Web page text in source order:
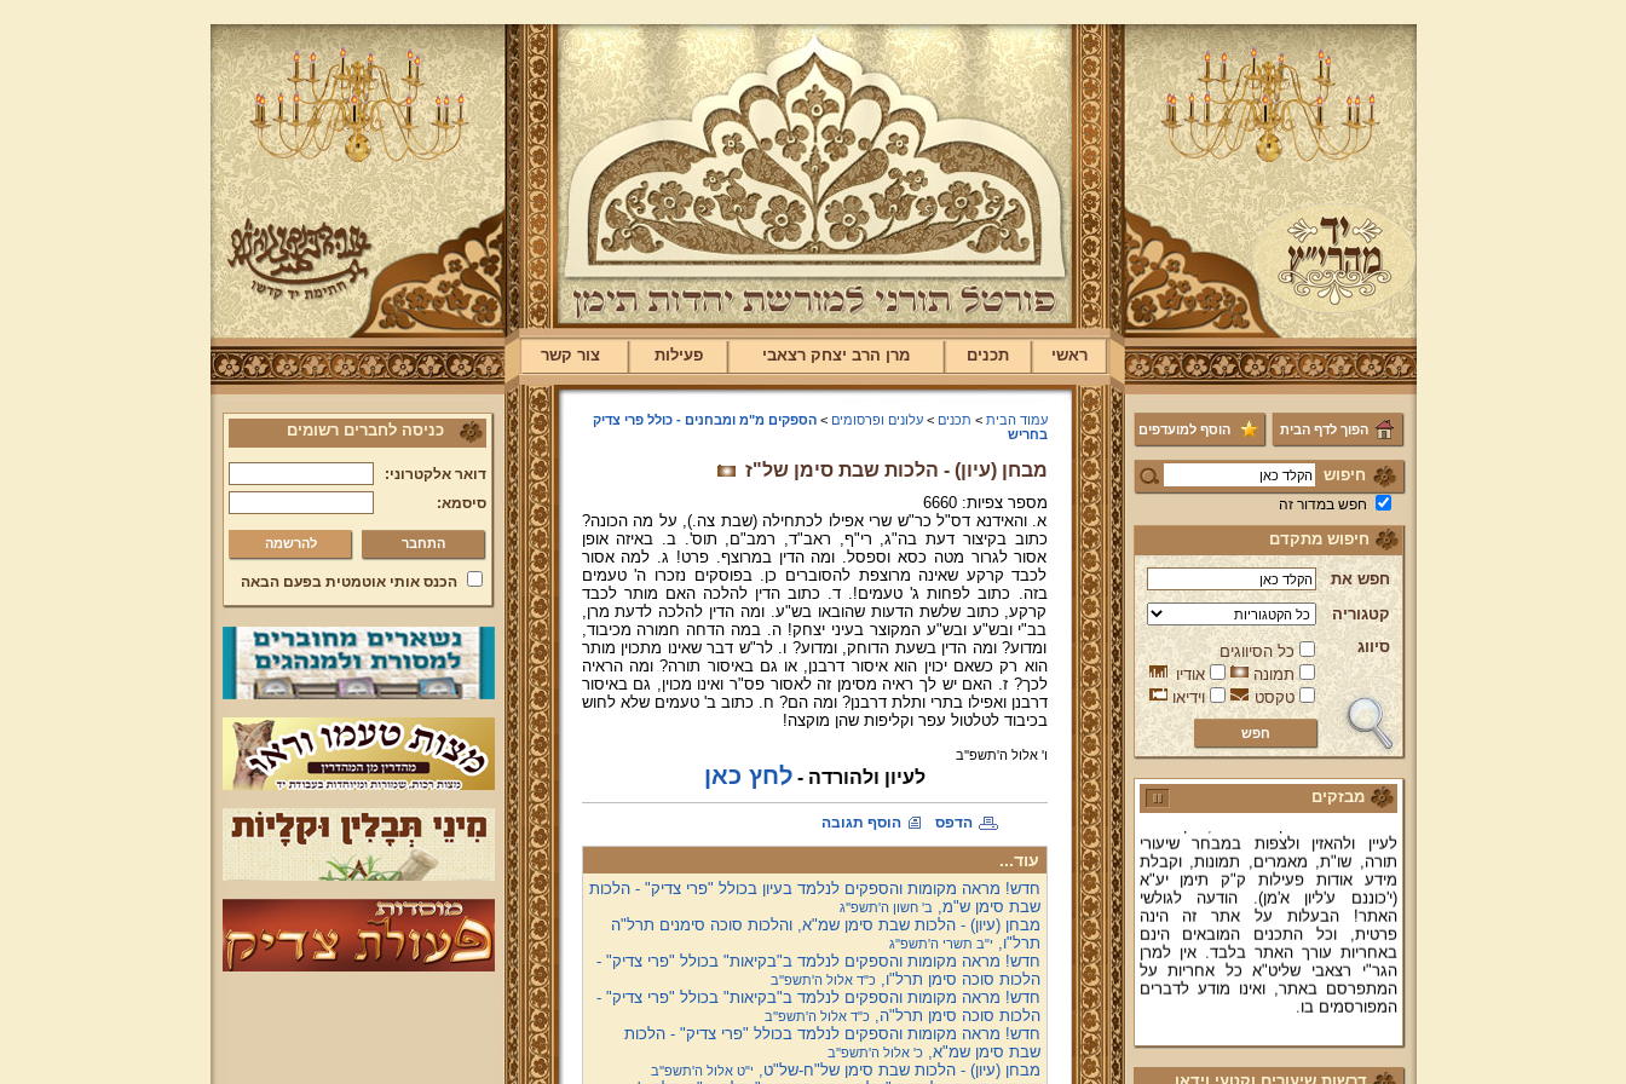
ראשי תכנים מרן הרב יצחק רצאבי פעילות צור קשר
הפוך לדף הבית הוסף למועדפים
חיפוש
חפש במדור זה
חיפוש מתקדם
חפש את
קטגוריה
סיווג
כל הסיווגים
תמונה
אודיו
טקסט
וידיאו
מבזקים
ברוכים הבאים לאתר מהרי"ץ
יד מהרי"ץ - פורטל תורני למורשת יהדות
תימן, האתר הרשמי להנצחת מורשתו
של גאון רבני תימן ותפארתם מהרי"ץ
זצוק"ל. באתר תמצאו גם תכנים תורניים
והלכתיים רבים של מרן הגאון הרב יצחק
רצאבי שליט"א - פוסק עדת תימן,
מחבר ספרי שלחן ערוך המקוצר ח"ח
ושו"ת עולת יצחק ג"ח ועוד, וכן תוכלו
לעיין ולהאזין ולצפות במבחר שיעורי
תורה, שו"ת, מאמרים, תמונות, וקבלת
מידע אודות פעילות ק"ק תימן יע"א
(י'כוננם ע'ליון א'מן). הודעה לגולשי
האתר! הבעלות על אתר זה הינה
פרטית, וכל התכנים המובאים הינם
באחריות עורך האתר בלבד. אין למרן
הגר"י רצאבי שליט"א כל אחריות על
המתפרסם באתר, ואינו מודע לדברים
המפורסמים בו.
פניה נרגשת אל אחינו בני עדת תימן
עמוד הבית > תכנים >עלונים ופרסומים >הספקים מ"מ ומבחנים - כולל פרי צדיק
בחריש
מבחן (עיון) - הלכות שבת סימן של"ז
מספר צפיות: 6660
א. והאידנא דס"ל כר"ש שרי אפילו לכתחילה (שבת צה.), על מה הכונה?
כתוב בקיצור דעת בה"ג, רי"ף, ראב"ד, רמב"ם, תוס'. ב. באיזה אופן
אסור לגרור מטה כסא וספסל. ומה הדין במרוצף. פרט! ג. למה אסור
לכבד קרקע שאינה מרוצפת להסוברים כן. בפוסקים נזכרו ה' טעמים
בזה. כתוב לפחות ג' טעמים!. ד. כתוב הדין להלכה האם מותר לכבד
קרקע, כתוב שלשת הדעות שהובאו בש"ע. ומה הדין להלכה לדעת מרן,
בב"י ובש"ע ובש"ע המקוצר בעיני יצחק! ה. במה הדחה חמורה מכיבוד,
ומדוע? ומה הדין בשעת הדוחק, ומדוע? ו. לר"ש דבר שאינו מתכוין מותר
הוא רק כשאם יכוין הוא איסור דרבנן, או גם באיסור תורה? ומה הראיה
לכך? ז. האם יש לך ראיה מסימן זה לאסור פס"ר ואינו מכוין, גם באיסור
דרבנן ואפילו בתרי ותלת דרבנן? ומה הם? ח. כתוב ב' טעמים שלא לחוש
בכיבוד לטלטול עפר וקליפות שהן מוקצה!
ו' אלול ה'תשפ''ב
לעיון ולהורדה -לחץ כאן
הדפס הוסף תגובה
עוד...
חדש! מראה מקומות והספקים לנלמד בעיון בכולל "פרי צדיק" - הלכות
שבת סימן ש"מ,ב' חשון ה'תשפ''ג
מבחן (עיון) - הלכות שבת סימן שמ"א, והלכות סוכה סימנים תרל"ה
תרל"ו, י"ב תשרי ה'תשפ''ג
חדש! מראה מקומות והספקים לנלמד ב"בקיאות" בכולל "פרי צדיק" -
הלכות סוכה סימן תרל"ו,כ"ד אלול ה'תשפ''ב
חדש! מראה מקומות והספקים לנלמד ב"בקיאות" בכולל "פרי צדיק" -
הלכות סוכה סימן תרל"ה,כ"ד אלול ה'תשפ''ב
חדש! מראה מקומות והספקים לנלמד בכולל "פרי צדיק" - הלכות
שבת סימן שמ"א,כ' אלול ה'תשפ''ב
מבחן (עיון) - הלכות שבת סימן של"ח-של"ט, י"ט אלול ה'תשפ''ב
כניסה לחברים רשומים
דואר אלקטרוני:
סיסמא:
להרשמה
הכנס אותי אוטמטית בפעם הבאה